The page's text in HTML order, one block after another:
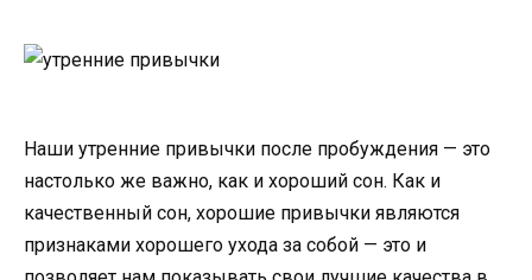
Наши утренние привычки после пробуждения — это
настолько же важно, как и хороший сон. Как и
качественный сон, хорошие привычки являются
признаками хорошего ухода за собой — это и